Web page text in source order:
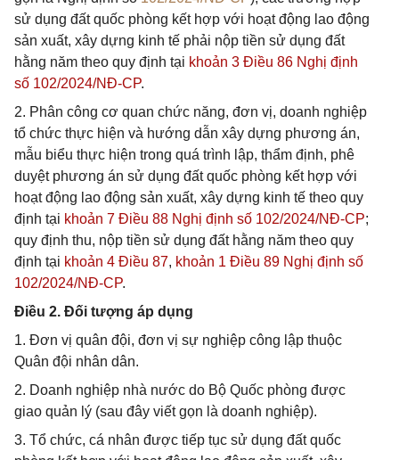
sử dụng đất quốc phòng kết hợp với hoạt động lao động
sản xuất, xây dựng kinh tế phải nộp tiền sử dụng đất
hằng năm theo quy định tại khoản 3 Điều 86 Nghị định
số 102/2024/NĐ-CP.
2. Phân công cơ quan chức năng, đơn vị, doanh nghiệp
tổ chức thực hiện và hướng dẫn xây dựng phương án,
mẫu biểu thực hiện trong quá trình lập, thẩm định, phê
duyệt phương án sử dụng đất quốc phòng kết hợp với
hoạt động lao động sản xuất, xây dựng kinh tế theo quy
định tại khoản 7 Điều 88 Nghị định số 102/2024/NĐ-CP;
quy định thu, nộp tiền sử dụng đất hằng năm theo quy
định tại khoản 4 Điều 87, khoản 1 Điều 89 Nghị định số
102/2024/NĐ-CP.
Điều 2. Đối tượng áp dụng
1. Đơn vị quân đội, đơn vị sự nghiệp công lập thuộc
Quân đội nhân dân.
2. Doanh nghiệp nhà nước do Bộ Quốc phòng được
giao quản lý (sau đây viết gọn là doanh nghiệp).
3. Tổ chức, cá nhân được tiếp tục sử dụng đất quốc